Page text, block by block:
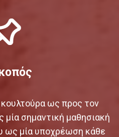
Events
μας
κουλτούρα ως προς τον
σημαντική μαθησιακή
ως μία υποχρέωση κάθε